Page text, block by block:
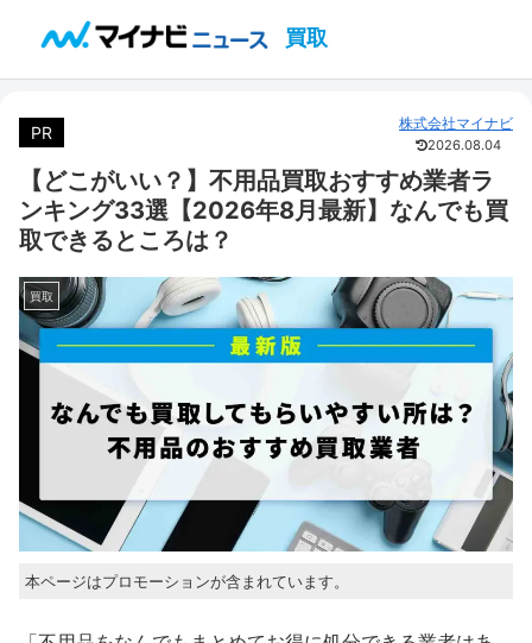
買取
PR 株式会社マイナビ
2026.08.04
【どこがいい？】不用品買取おすすめ業者ラ
ンキング33選【2026年8月最新】なんでも買
取できるところは？
買取
本ページはプロモーションが含まれています。